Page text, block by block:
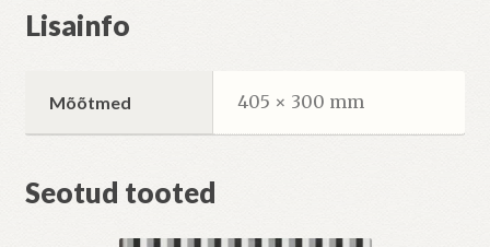
Lisainfo
Mõõtmed 405 × 300 mm
Seotud tooted